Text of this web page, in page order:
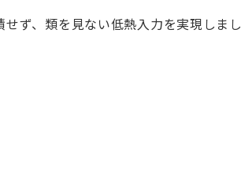
ず、類を見ない低熱入力を実現しまし